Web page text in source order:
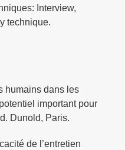
Interview,
technique.
humains dans les
important pour
Dunold, Paris.
de l’entretien